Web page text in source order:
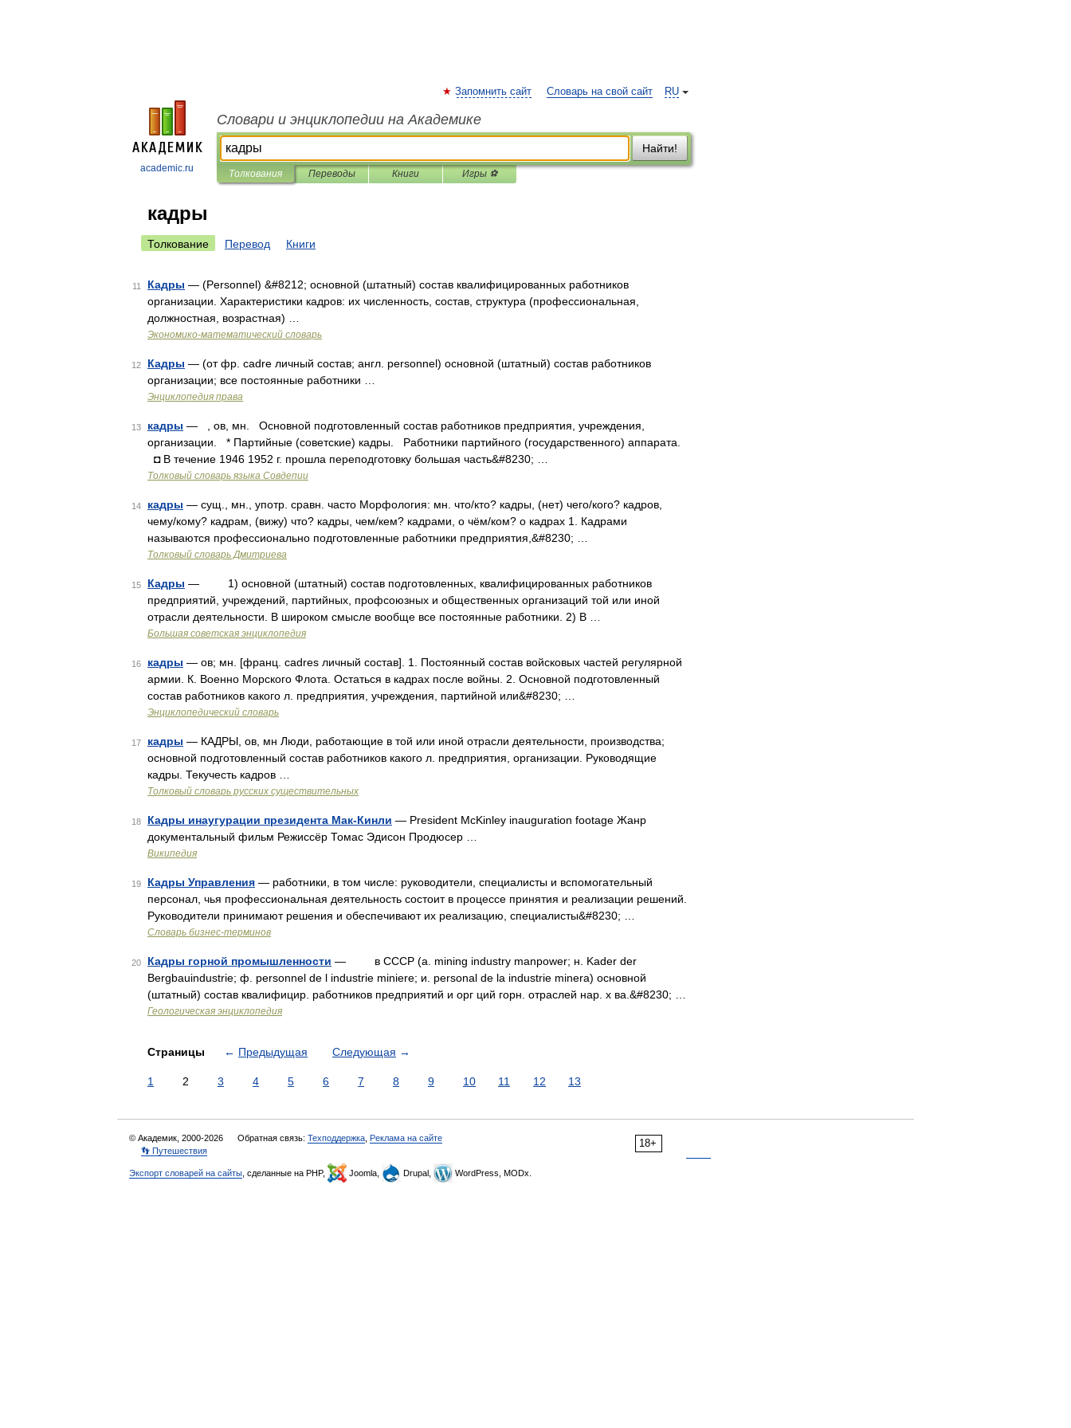
academic.ru
RU
Запомнить сайт Словарь на свой сайт
Словари и энциклопедии на Академике
Найти!
Толкования Переводы Книги Игры ⚽
кадры
Толкование Перевод Книги
11 Кадры — (Personnel) &#8212; основной (штатный) состав квалифицированных работников
организации. Характеристики кадров: их численность, состав, структура (профессиональная,
должностная, возрастная) …
Экономико-математический словарь
12 Кадры — (от фр. cadre личный состав; англ. personnel) основной (штатный) состав работников
организации; все постоянные работники …
Энциклопедия права
13 кадры — , ов, мн. Основной подготовленный состав работников предприятия, учреждения,
организации. * Партийные (советские) кадры. Работники партийного (государственного) аппарата.
◘ В течение 1946 1952 г. прошла переподготовку большая часть&#8230; …
Толковый словарь языка Совдепии
14 кадры — сущ., мн., употр. сравн. часто Морфология: мн. что/кто? кадры, (нет) чего/кого? кадров,
чему/кому? кадрам, (вижу) что? кадры, чем/кем? кадрами, о чём/ком? о кадрах 1. Кадрами
называются профессионально подготовленные работники предприятия,&#8230; …
Толковый словарь Дмитриева
15 Кадры — 1) основной (штатный) состав подготовленных, квалифицированных работников
предприятий, учреждений, партийных, профсоюзных и общественных организаций той или иной
отрасли деятельности. В широком смысле вообще все постоянные работники. 2) В …
Большая советская энциклопедия
16 кадры — ов; мн. [франц. cadres личный состав]. 1. Постоянный состав войсковых частей регулярной
армии. К. Военно Морского Флота. Остаться в кадрах после войны. 2. Основной подготовленный
состав работников какого л. предприятия, учреждения, партийной или&#8230; …
Энциклопедический словарь
17 кадры — КАДРЫ, ов, мн Люди, работающие в той или иной отрасли деятельности, производства;
основной подготовленный состав работников какого л. предприятия, организации. Руководящие
кадры. Текучесть кадров …
Толковый словарь русских существительных
18 Кадры инаугурации президента Мак-Кинли — President McKinley inauguration footage Жанр
документальный фильм Режиссёр Томас Эдисон Продюсер …
Википедия
19 Кадры Управления — работники, в том числе: руководители, специалисты и вспомогательный
персонал, чья профессиональная деятельность состоит в процессе принятия и реализации решений.
Руководители принимают решения и обеспечивают их реализацию, специалисты&#8230; …
Словарь бизнес-терминов
20 Кадры горной промышленности — в CCCP (a. mining industry manpower; н. Kader der
Bergbauindustrie; ф. personnel de l industrie miniere; и. personal de la industrie minera) основной
(штатный) состав квалифицир. работников предприятий и орг ций горн. отраслей нар. x ва.&#8230; …
Геологическая энциклопедия
Страницы ← Предыдущая Следующая →
1 2 3 4 5 6 7 8 9 10 11 12 13
18+
© Академик, 2000-2026 Обратная связь: Техподдержка Реклама на сайте
👣 Путешествия
Экспорт словарей на сайты , сделанные на PHP, Joomla, Drupal, WordPress, MODx.